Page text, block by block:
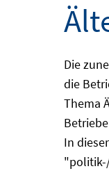
Die
die
Thema
In